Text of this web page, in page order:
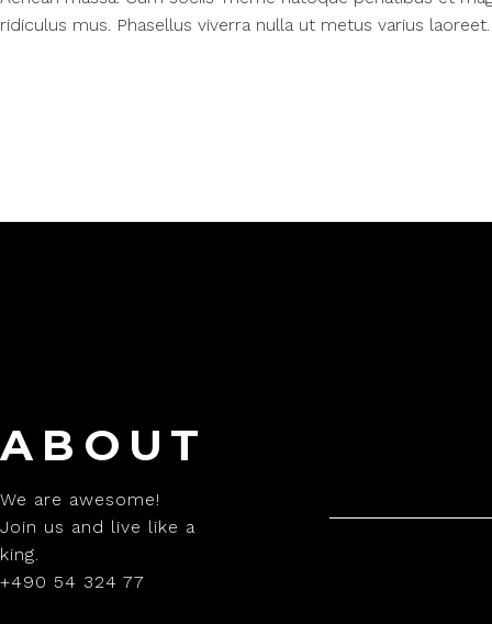
ridiculus mus. Phasellus viverra nulla ut metus varius
ABOUT
We are awesome!
Join us and live like a
king.
+490 54 324 77